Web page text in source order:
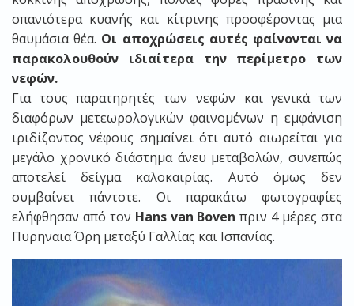
σπανιότερα κυανής και κίτρινης προσφέροντας μια
θαυμάσια θέα. Οι αποχρώσεις αυτές φαίνονται να
παρακολουθούν ιδιαίτερα την περίμετρο των
νεφών.
Για τους παρατηρητές των νεφών και γενικά των
διαφόρων μετεωρολογικών φαινομένων η εμφάνιση
ιριδίζοντος νέφους σημαίνει ότι αυτό αιωρείται για
μεγάλο χρονικό διάστημα άνευ μεταβολών, συνεπώς
αποτελεί δείγμα καλοκαιρίας. Αυτό όμως δεν
συμβαίνει πάντοτε. Οι παρακάτω φωτογραφίες
ελήφθησαν από τον Hans van Boven πριν 4 μέρες στα
Πυρηναια Όρη μεταξύ Γαλλίας και Ισπανίας.